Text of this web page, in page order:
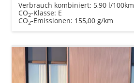
Verbrauch kombiniert: 5,90 l/100km
CO2-Klasse: E
CO2-Emissionen: 155,00 g/km